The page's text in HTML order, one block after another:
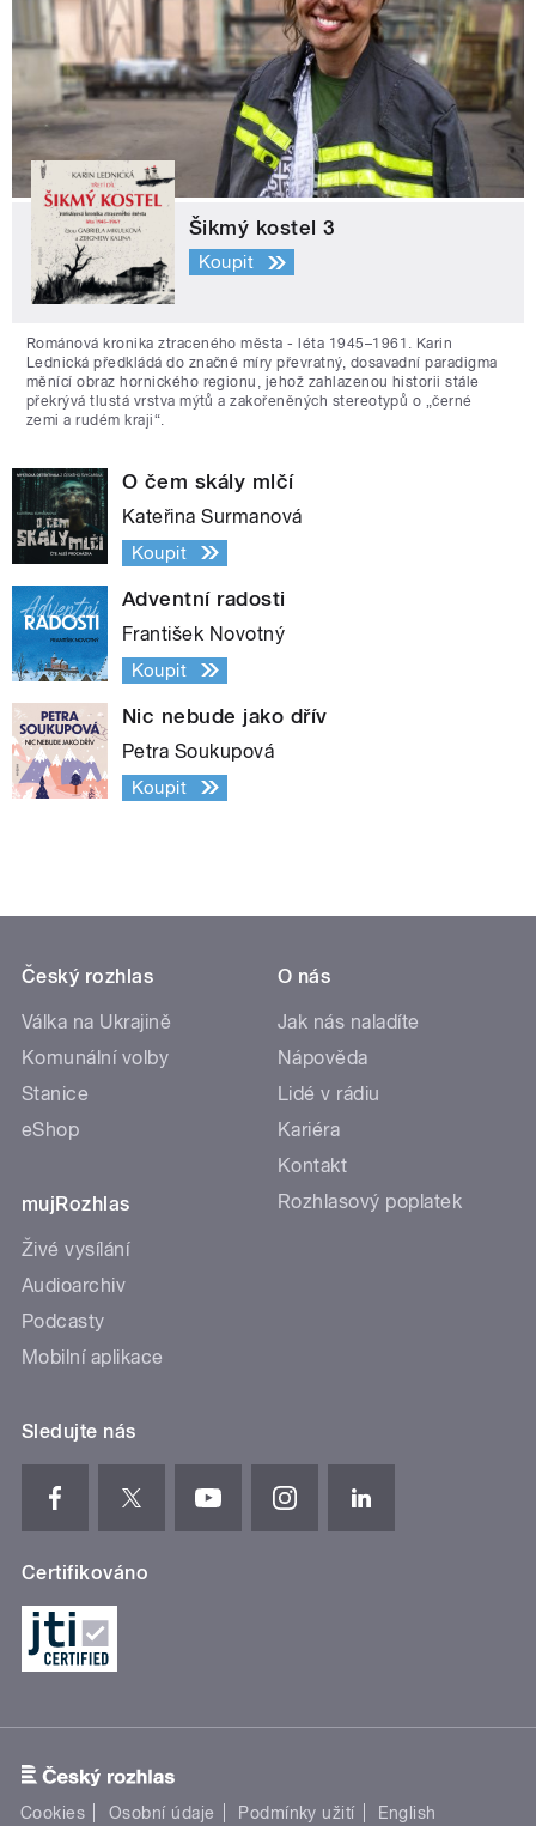
Šikmý kostel 3
Koupit
Románová kronika ztraceného města - léta 1945–1961. Karin
Lednická předkládá do značné míry převratný, dosavadní paradigma
měnící obraz hornického regionu, jehož zahlazenou historii stále
překrývá tlustá vrstva mýtů a zakořeněných stereotypů o „černé
zemi a rudém kraji“.
O čem skály mlčí
Kateřina Surmanová
Koupit
Adventní radosti
František Novotný
Koupit
Nic nebude jako dřív
Petra Soukupová
Koupit
Český rozhlas
Válka na Ukrajině
Komunální volby
Stanice
eShop
mujRozhlas
Živé vysílání
Audioarchiv
Podcasty
Mobilní aplikace
O nás
Jak nás naladíte
Nápověda
Lidé v rádiu
Kariéra
Kontakt
Rozhlasový poplatek
Sledujte nás
Certifikováno
Cookies Osobní údaje Podmínky užití English